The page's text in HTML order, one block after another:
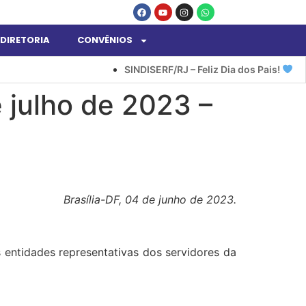
SINDISERF/RJ – Feliz Dia dos Pais!
DIRETORIA CONVÊNIOS
julho de 2023 –
Brasília-DF, 04 de junho de 2023.
representativas dos servidores da